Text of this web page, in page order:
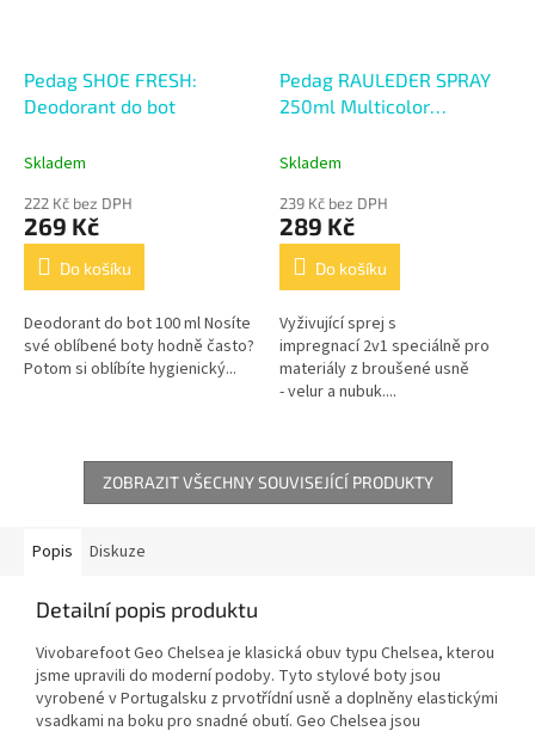
Pedag SHOE FRESH:
Deodorant do bot
Skladem
222 Kč bez DPH
269 Kč
Do košíku
Deodorant do bot 100 ml Nosíte
své oblíbené boty hodně často?
Potom si oblíbíte hygienický...
Pedag RAULEDER SPRAY
250ml Multicolor
impregnací
Skladem
239 Kč bez DPH
289 Kč
Do košíku
Vyživující sprej s
impregnací 2v1 speciálně pro
materiály z broušené usně
- velur a nubuk....
ZOBRAZIT VŠECHNY SOUVISEJÍCÍ PRODUKTY
Popis Diskuze
Detailní popis produktu
Vivobarefoot Geo Chelsea je klasická obuv typu Chelsea, kterou
jsme upravili do moderní podoby. Tyto stylové boty jsou
vyrobené v Portugalsku z prvotřídní usně a doplněny elastickými
vsadkami na boku pro snadné obutí. Geo Chelsea jsou